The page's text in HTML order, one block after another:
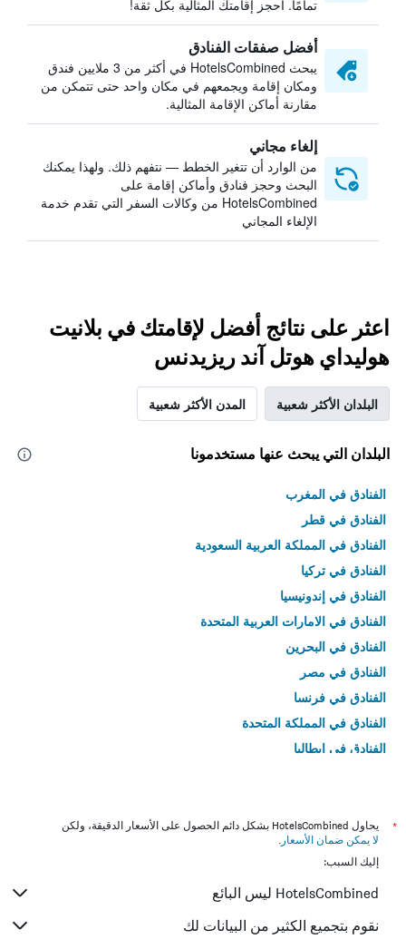
تمامًا. احجز إقامتك المثالية بكل ثقة!
أفضل صفقات الفنادق
يبحث HotelsCombined في أكثر من 3 ملايين فندق
ومكان إقامة ويجمعهم في مكان واحد حتى تتمكن من
مقارنة أماكن الإقامة المثالية.
إلغاء مجاني
من الوارد أن تتغير الخطط — نتفهم ذلك. ولهذا يمكنك
البحث وحجز فنادق وأماكن إقامة على
HotelsCombined من وكالات السفر التي تقدم خدمة
الإلغاء المجاني
اعثر على نتائج أفضل لإقامتك في بلانيت
هوليداي هوتل آند ريزيدنس
البلدان الأكثر شعبية المدن الأكثر شعبية
البلدان التي يبحث عنها مستخدمونا
الفنادق في المغرب
الفنادق في قطر
الفنادق في المملكة العربية السعودية
الفنادق في تركيا
الفنادق في إندونيسيا
الفنادق في الامارات العربية المتحدة
الفنادق في البحرين
الفنادق في مصر
الفنادق في فرنسا
الفنادق في المملكة المتحدة
الفنادق في إيطاليا
*
يحاول HotelsCombined بشكل دائم الحصول على الأسعار الدقيقة، ولكن
لا يمكن ضمان الأسعار .
إليك السبب:
HotelsCombined ليس البائع
نقوم بتجميع الكثير من البيانات لك